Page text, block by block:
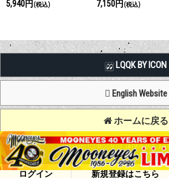
ログイン 新規登録はこちら
5,940円 (税込) 7,150円 (税込)
LQQK BY ICON
English Website
ホームに戻る
Copyright (C) MOON OF JAPAN, INC. All